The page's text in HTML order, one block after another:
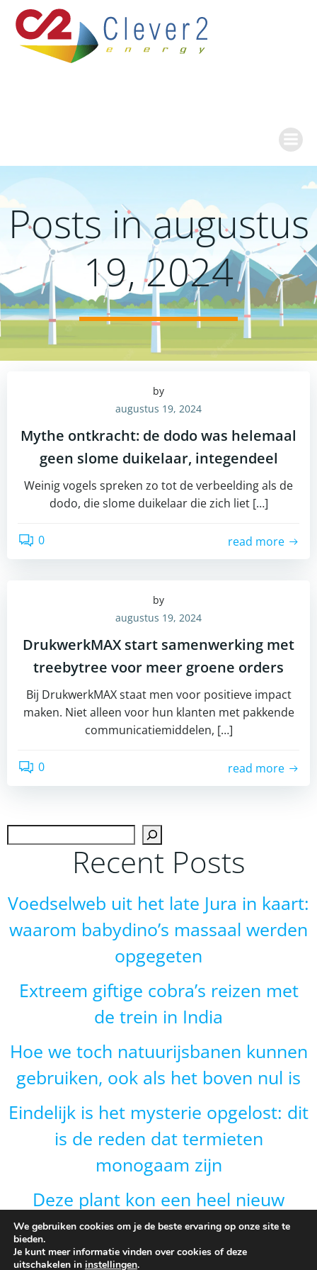
naar
de
inhoud
Posts in augustus
19, 2024
by
augustus 19, 2024
Mythe ontkracht: de dodo was helemaal
geen slome duikelaar, integendeel
Weinig vogels spreken zo tot de verbeelding als de
dodo, die slome duikelaar die zich liet […]
0 read more
by
augustus 19, 2024
DrukwerkMAX start samenwerking met
treebytree voor meer groene orders
Bij DrukwerkMAX staat men voor positieve impact
maken. Niet alleen voor hun klanten met pakkende
communicatiemiddelen, […]
0 read more
Recent Posts
Voedselweb uit het late Jura in kaart:
waarom babydino’s massaal werden
opgegeten
Extreem giftige cobra’s reizen met
de trein in India
Hoe we toch natuurijsbanen kunnen
gebruiken, ook als het boven nul is
Eindelijk is het mysterie opgelost: dit
is de reden dat termieten
monogaam zijn
Deze plant kon een heel nieuw
gebied veroveren door van vorm te
veranderen en dat is onverwacht
We gebruiken cookies om je de beste ervaring op onze site te
bieden.
Je kunt meer informatie vinden over cookies of deze
uitschakelen in instellingen.